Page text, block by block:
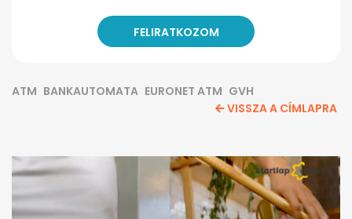
ATM BANKAUTOMATA EURONET ATM GVH
VISSZA A CÍMLAPRA